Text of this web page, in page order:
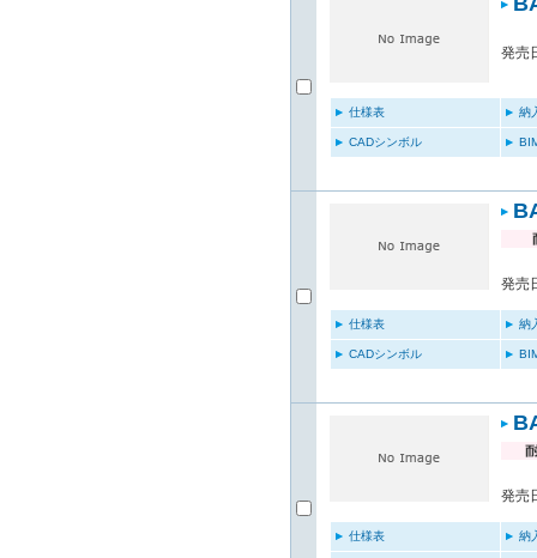
発売
仕様表 納
CADシンボル
発売
仕様表 納
CADシンボル
発売
仕様表 納